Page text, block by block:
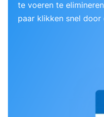
te voeren te
paar klikken snel door